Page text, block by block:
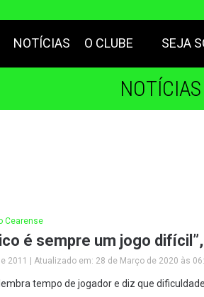
NOTÍCIAS O CLUBE SEJA
NOTÍCIAS
Cearense
é sempre um jogo
2011 | Atualizado em: 28 de Março de 2020 às
tempo de jogador e diz que